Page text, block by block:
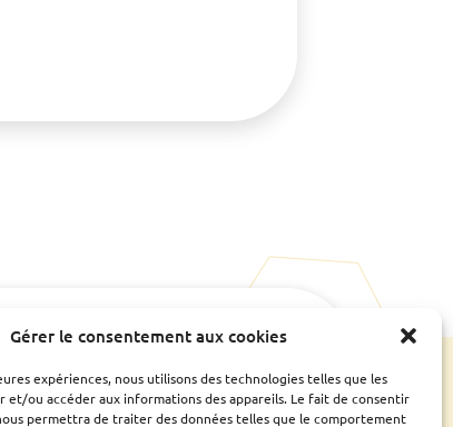
Gérer le consentement aux cookies
expériences, nous utilisons des technologies telles que les
et/ou accéder aux informations des appareils. Le fait de consentir
permettra de traiter des données telles que le comportement
générale
ESPACE ADHÉRENT